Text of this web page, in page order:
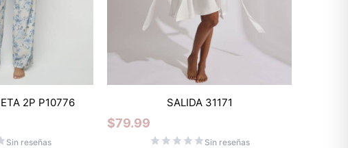
2P P10776
Sin reseñas
SALIDA 31171
$79.99
Sin reseñas
Mixtwo - Lencería y Ropa
Interior